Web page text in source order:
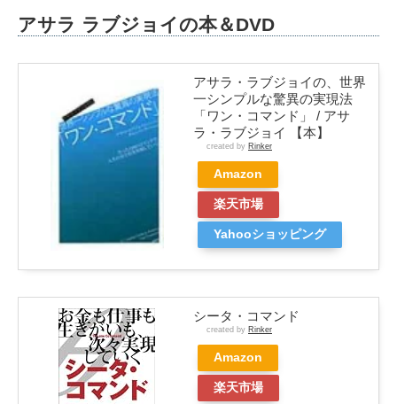
アサラ ラブジョイの本＆DVD
アサラ・ラブジョイの、世界
一シンプルな驚異の実現法
「ワン・コマンド」 / アサ
ラ・ラブジョイ 【本】
created by Rinker
Amazon
楽天市場
Yahooショッピング
シータ・コマンド
created by Rinker
Amazon
楽天市場